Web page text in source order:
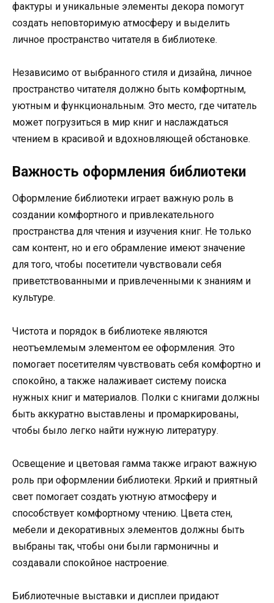
фактуры и уникальные элементы декора помогут
создать неповторимую атмосферу и выделить
личное пространство читателя в библиотеке.
Независимо от выбранного стиля и дизайна, личное
пространство читателя должно быть комфортным,
уютным и функциональным. Это место, где читатель
может погрузиться в мир книг и наслаждаться
чтением в красивой и вдохновляющей обстановке.
Важность оформления библиотеки
Оформление библиотеки играет важную роль в
создании комфортного и привлекательного
пространства для чтения и изучения книг. Не только
сам контент, но и его обрамление имеют значение
для того, чтобы посетители чувствовали себя
приветствованными и привлеченными к знаниям и
культуре.
Чистота и порядок в библиотеке являются
неотъемлемым элементом ее оформления. Это
помогает посетителям чувствовать себя комфортно и
спокойно, а также налаживает систему поиска
нужных книг и материалов. Полки с книгами должны
быть аккуратно выставлены и промаркированы,
чтобы было легко найти нужную литературу.
Освещение и цветовая гамма также играют важную
роль при оформлении библиотеки. Яркий и приятный
свет помогает создать уютную атмосферу и
способствует комфортному чтению. Цвета стен,
мебели и декоративных элементов должны быть
выбраны так, чтобы они были гармоничны и
создавали спокойное настроение.
Библиотечные выставки и дисплеи придают